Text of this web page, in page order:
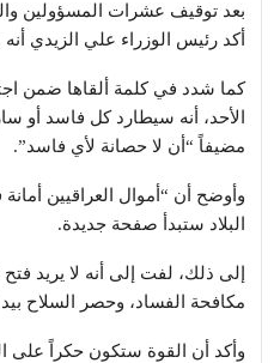
بعد توقيف عشرات المسؤولين
أكد رئيس الوزراء علي الزيدي
كما شدد في كلمة ألقاها ضمن
الأحد، أنه سيطارد كل فاسد أو
مضيفاً “أن لا حصانة لأي فاسد”.
وأوضح أن “أموال العراقيين
البلاد ستبدأ صفحة جديدة.
إلى ذلك، لفت إلى أنه لا يريد
مكافحة الفساد، وحصر السلاح بيد
وأكد أن القوة ستكون حكراً على